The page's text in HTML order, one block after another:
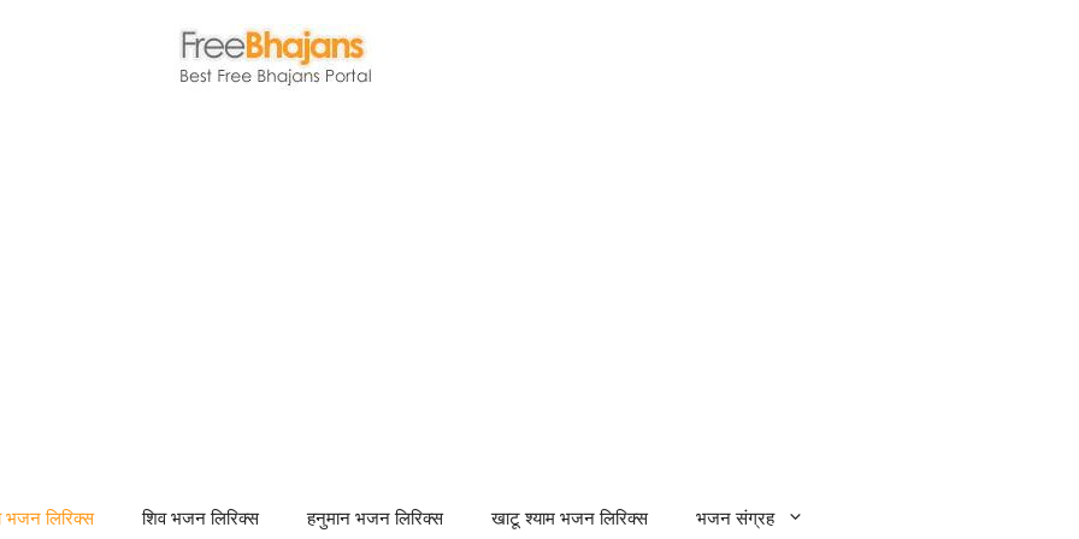
भजन लिरिक्स शिव भजन लिरिक्स हनुमान भजन लिरिक्स खाटू श्याम भजन लिरिक्स भजन संग्रह